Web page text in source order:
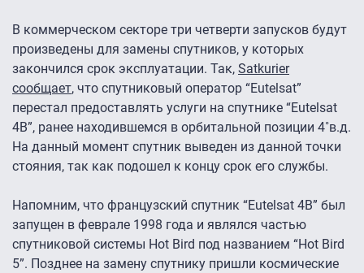
В коммерческом секторе три четверти запусков будут
произведены для замены спутников, у которых
закончился срок эксплуатации. Так, Satkurier
сообщает, что спутниковый оператор “Eutelsat”
перестал предоставлять услуги на спутнике “Eutelsat
4B”, ранее находившемся в орбитальной позиции 4˚в.д.
На данный момент спутник выведен из данной точки
стояния, так как подошел к концу срок его службы.
Напомним, что французский спутник “Eutelsat 4B” был
запущен в феврале 1998 года и являлся частью
спутниковой системы Hot Bird под названием “Hot Bird
5”. Позднее на замену спутнику пришли космические